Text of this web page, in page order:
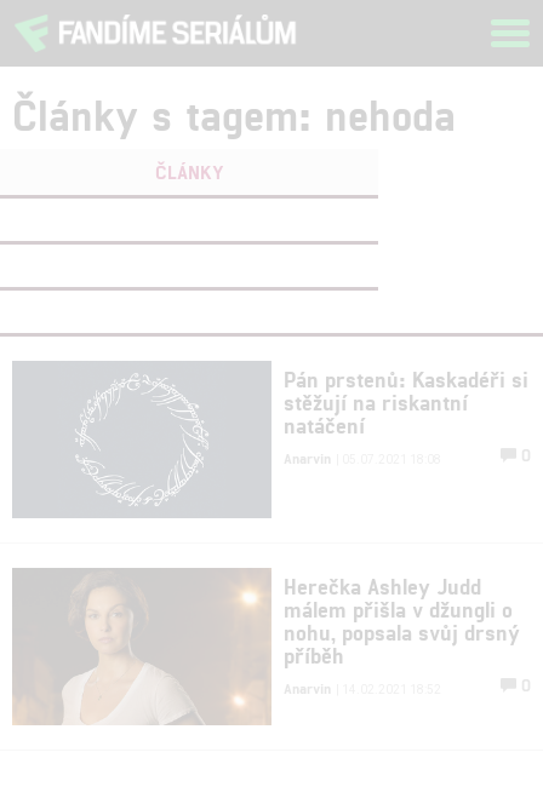
Články s tagem: nehoda
ČLÁNKY
Pán prstenů: Kaskadéři si
stěžují na riskantní
natáčení
Anarvin 0
Herečka Ashley Judd
málem přišla v džungli o
nohu, popsala svůj drsný
příběh
Anarvin 0